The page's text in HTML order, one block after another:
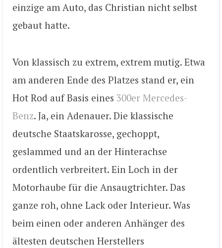
einzige am Auto, das Christian nicht selbst
gebaut hatte.
Von klassisch zu extrem, extrem mutig. Etwa
am anderen Ende des Platzes stand er, ein
Hot Rod auf Basis eines 300er Mercedes-
Benz. Ja, ein Adenauer. Die klassische
deutsche Staatskarosse, gechoppt,
geslammed und an der Hinterachse
ordentlich verbreitert. Ein Loch in der
Motorhaube für die Ansaugtrichter. Das
ganze roh, ohne Lack oder Interieur. Was
beim einen oder anderen Anhänger des
ältesten deutschen Herstellers